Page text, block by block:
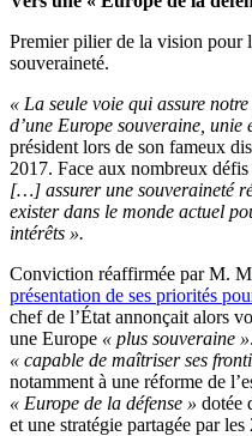
Premier pilier de la vision pour
souveraineté.
« La seule voie qui assure
d’une Europe souveraine, unie
président lors de son fameux
2017. Face aux nombreux
[…] assurer une souveraineté
exister dans le monde actuel
intérêts ».
Conviction réaffirmée par M.
présentation de ses priorités
chef de l’État annonçait alors
une Europe « plus souveraine »
« capable de maîtriser ses
notamment à une réforme de
« Europe de la défense » dotée
et une stratégie partagée par les